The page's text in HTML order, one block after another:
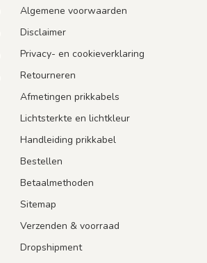
Algemene voorwaarden
Disclaimer
Privacy- en cookieverklaring
Retourneren
Afmetingen prikkabels
Lichtsterkte en lichtkleur
Handleiding prikkabel
Bestellen
Betaalmethoden
Sitemap
Verzenden & voorraad
Dropshipment